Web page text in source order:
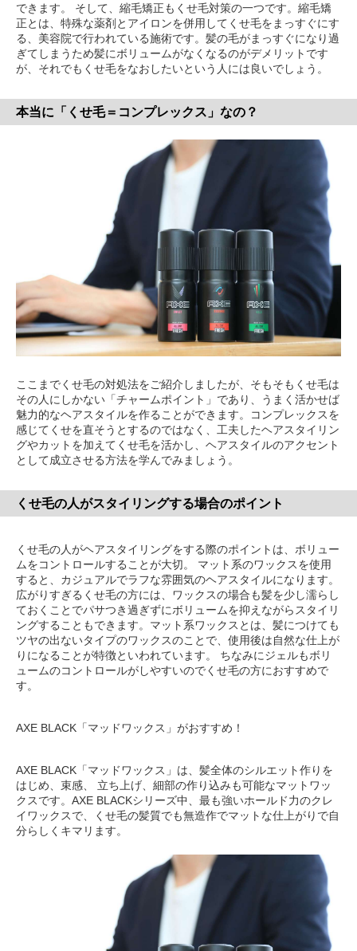
できます。 そして、縮毛矯正もくせ毛対策の一つです。縮毛矯
正とは、特殊な薬剤とアイロンを併用してくせ毛をまっすぐにす
る、美容院で行われている施術です。髪の毛がまっすぐになり過
ぎてしまうため髪にボリュームがなくなるのがデメリットです
が、それでもくせ毛をなおしたいという人には良いでしょう。
本当に「くせ毛＝コンプレックス」なの？
ここまでくせ毛の対処法をご紹介しましたが、そもそもくせ毛は
その人にしかない「チャームポイント」であり、うまく活かせば
魅力的なヘアスタイルを作ることができます。コンプレックスを
感じてくせを直そうとするのではなく、工夫したヘアスタイリン
グやカットを加えてくせ毛を活かし、ヘアスタイルのアクセント
として成立させる方法を学んでみましょう。
くせ毛の人がスタイリングする場合のポイント
くせ毛の人がヘアスタイリングをする際のポイントは、ボリュー
ムをコントロールすることが大切。 マット系のワックスを使用
すると、カジュアルでラフな雰囲気のヘアスタイルになります。
広がりすぎるくせ毛の方には、ワックスの場合も髪を少し濡らし
ておくことでパサつき過ぎずにボリュームを抑えながらスタイリ
ングすることもできます。マット系ワックスとは、髪につけても
ツヤの出ないタイプのワックスのことで、使用後は自然な仕上が
りになることが特徴といわれています。 ちなみにジェルもボリ
ュームのコントロールがしやすいのでくせ毛の方におすすめで
す。
AXE BLACK「マッドワックス」がおすすめ！
AXE BLACK「マッドワックス」は、髪全体のシルエット作りを
はじめ、束感、 立ち上げ、細部の作り込みも可能なマットワッ
クスです。AXE BLACKシリーズ中、最も強いホールド力のクレ
イワックスで、くせ毛の髪質でも無造作でマットな仕上がりで自
分らしくキマリます。